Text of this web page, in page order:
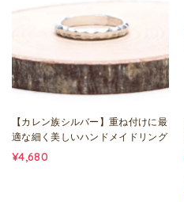
【カレン族シルバー】重ね付けに最
適な細く美しいハンドメイドリング
¥4,680